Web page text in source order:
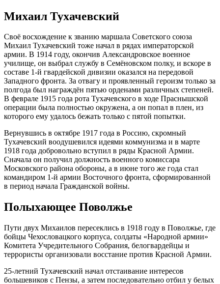
Михаил Тухачевский
Своё восхождение к званию маршала Советского союза
Михаил Тухачевский тоже начал в рядах императорской
армии. В 1914 году, окончив Александровское военное
училище, он выбрал службу в Семёновском полку, и вскоре в
составе 1-й гвардейской дивизии оказался на передовой
Западного фронта. За отвагу и проявленный героизм только за
полгода был награждён пятью орденами различных степеней.
В феврале 1915 года рота Тухачевского в ходе Праснышской
операции была полностью окружена, а он попал в плен, из
которого ему удалось бежать только с пятой попытки.
Вернувшись в октябре 1917 года в Россию, скромный
Тухачевский воодушевился идеями коммунизма и в марте
1918 года добровольно вступил в ряды Красной Армии.
Сначала он получил должность военного комиссара
Московского района обороны, а в июне того же года стал
командиром 1-й армии Восточного фронта, сформированной
в период начала Гражданской войны.
Полыхающее Поволжье
Пути двух Михаилов пересеклись в 1918 году в Поволжье, где
бойцы Чехословацкого корпуса, солдаты «Народной армии»
Комитета Учредительного Собрания, белогвардейцы и
террористы организовали восстание против Красной Армии.
25-летний Тухачевский начал отстаивание интересов
большевиков с Пензы, а затем последовательно отбил у белых